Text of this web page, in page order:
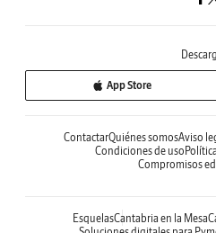
App Store
ContactarQuiénes somosAviso
Condiciones de uso
Compromisos
EsquelasCantabria en la Mesa